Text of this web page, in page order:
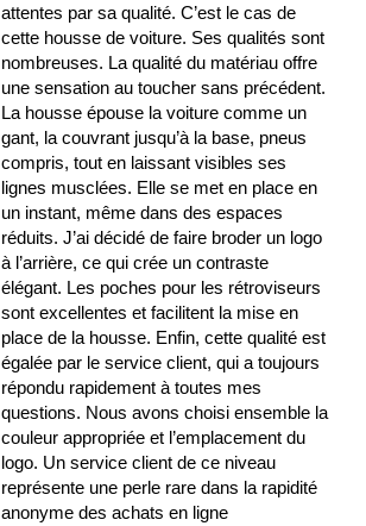
attentes par sa qualité. C’est le cas de
cette housse de voiture. Ses qualités sont
nombreuses. La qualité du matériau offre
une sensation au toucher sans précédent.
La housse épouse la voiture comme un
gant, la couvrant jusqu’à la base, pneus
compris, tout en laissant visibles ses
lignes musclées. Elle se met en place en
un instant, même dans des espaces
réduits. J’ai décidé de faire broder un logo
à l’arrière, ce qui crée un contraste
élégant. Les poches pour les rétroviseurs
sont excellentes et facilitent la mise en
place de la housse. Enfin, cette qualité est
égalée par le service client, qui a toujours
répondu rapidement à toutes mes
questions. Nous avons choisi ensemble la
couleur appropriée et l’emplacement du
logo. Un service client de ce niveau
représente une perle rare dans la rapidité
anonyme des achats en ligne